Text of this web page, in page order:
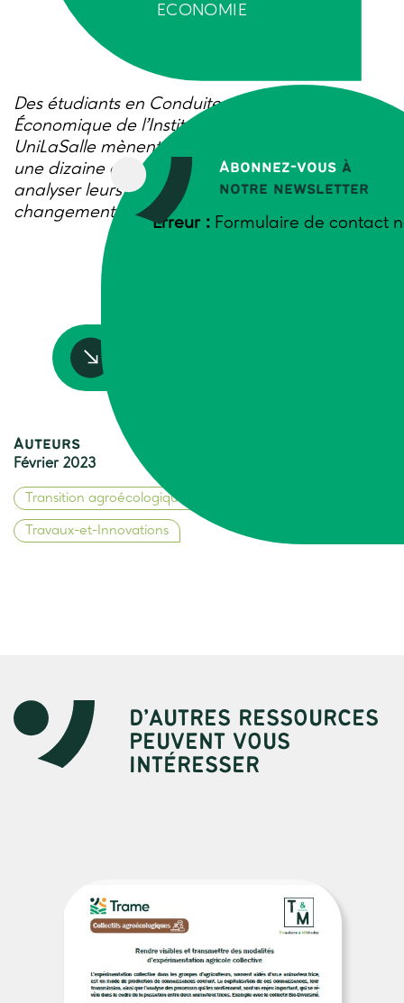
Abonnez-vous à
notre newsletter
Erreur : Formulaire de contact
ECONOMIE
Des étudiants en Conduite de Projet
Économique de l’Institut Polytechnique
UniLaSalle mènent une étude qualitative sur
une dizaine d’exploitations françaises pour
analyser leurs processus d’adaptation au
changement climatique.
Auteurs
Février 2023
Transition agroécologique
Travaux-et-Innovations
D’AUTRES RESSOURCES
PEUVENT VOUS
INTÉRESSER